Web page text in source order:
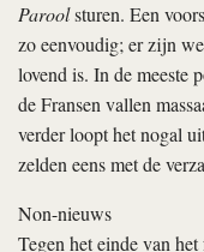
Paroolsturen. Een
zo eenvoudig; er zijn
lovend is. In de meeste
de Fransen vallen
verder loopt het nogal
zelden eens met de
Non-nieuws
Tegen het einde van